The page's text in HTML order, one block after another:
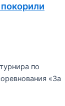
по
«За